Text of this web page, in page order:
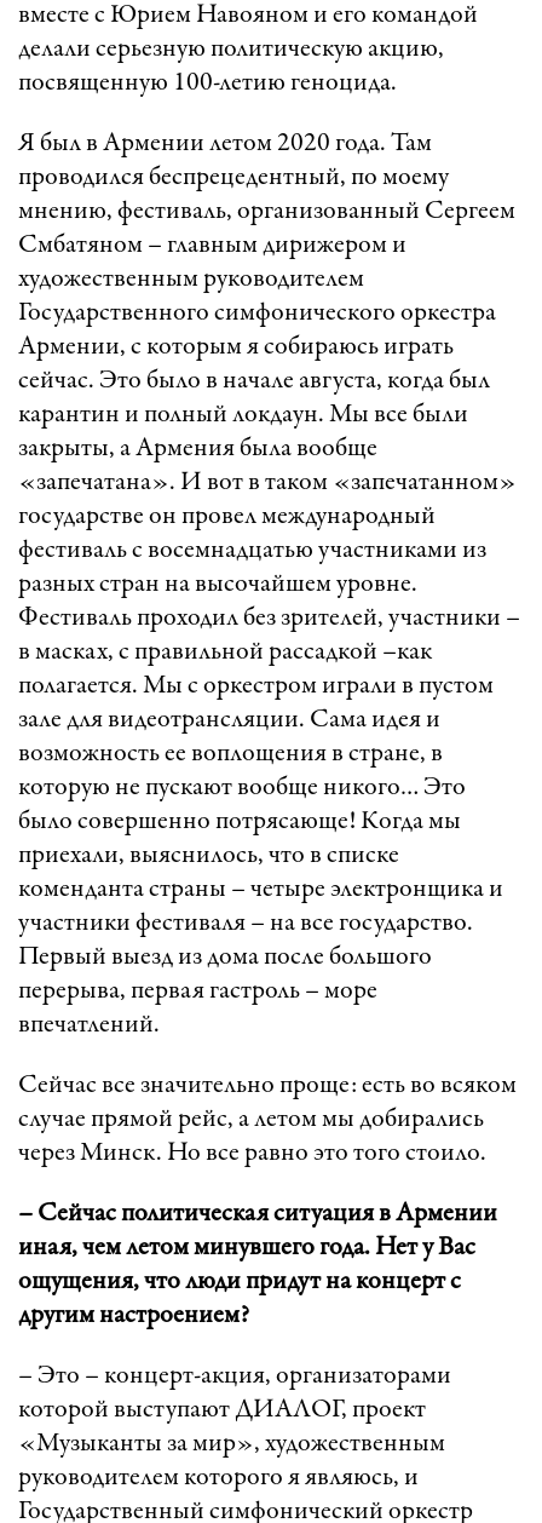
вместе с Юрием Навояном и его командой
делали серьезную политическую акцию,
посвященную 100-летию геноцида.
Я был в Армении летом 2020 года. Там
проводился беспрецедентный, по моему
мнению, фестиваль, организованный Сергеем
Смбатяном – главным дирижером и
художественным руководителем
Государственного симфонического оркестра
Армении, с которым я собираюсь играть
сейчас. Это было в начале августа, когда был
карантин и полный локдаун. Мы все были
закрыты, а Армения была вообще
«запечатана». И вот в таком «запечатанном»
государстве он провел международный
фестиваль с восемнадцатью участниками из
разных стран на высочайшем уровне.
Фестиваль проходил без зрителей, участники –
в масках, с правильной рассадкой –как
полагается. Мы с оркестром играли в пустом
зале для видеотрансляции. Сама идея и
возможность ее воплощения в стране, в
которую не пускают вообще никого… Это
было совершенно потрясающе! Когда мы
приехали, выяснилось, что в списке
коменданта страны ­­– четыре электронщика и
участники фестиваля – на все государство.
Первый выезд из дома после большого
перерыва, первая гастроль – море
впечатлений.
Сейчас все значительно проще: есть во всяком
случае прямой рейс, а летом мы добирались
через Минск. Но все равно это того стоило.
– Сейчас политическая ситуация в Армении
иная, чем летом минувшего года. Нет у Вас
ощущения, что люди придут на концерт с
другим настроением?
– Это – концерт-акция, организаторами
которой выступают ДИАЛОГ, проект
«Музыканты за мир», художественным
руководителем которого я являюсь, и
Государственный симфонический оркестр